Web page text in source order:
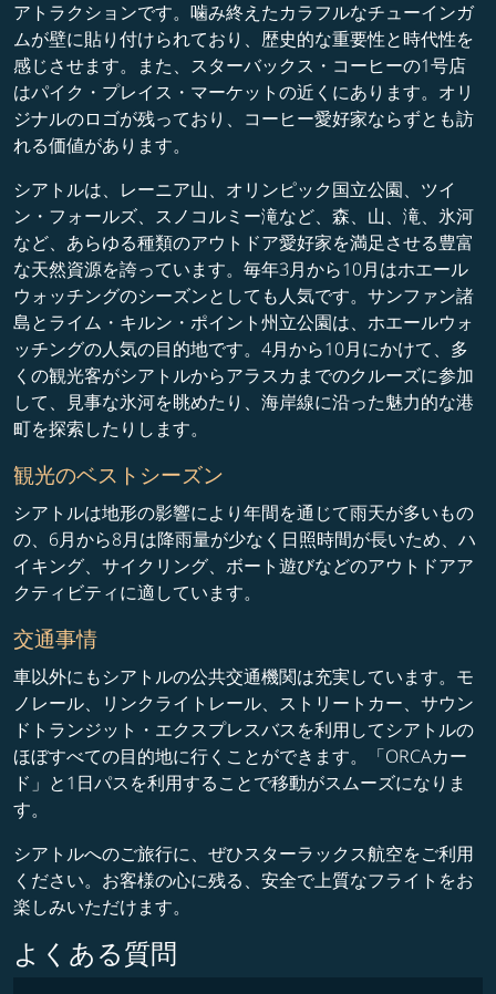
アトラクションです。噛み終えたカラフルなチューインガ
ムが壁に貼り付けられており、歴史的な重要性と時代性を
感じさせます。また、スターバックス・コーヒーの1号店
はパイク・プレイス・マーケットの近くにあります。オリ
ジナルのロゴが残っており、コーヒー愛好家ならずとも訪
れる価値があります。
シアトルは、レーニア山、オリンピック国立公園、ツイ
ン・フォールズ、スノコルミー滝など、森、山、滝、氷河
など、あらゆる種類のアウトドア愛好家を満足させる豊富
な天然資源を誇っています。毎年3月から10月はホエール
ウォッチングのシーズンとしても人気です。サンファン諸
島とライム・キルン・ポイント州立公園は、ホエールウォ
ッチングの人気の目的地です。4月から10月にかけて、多
くの観光客がシアトルからアラスカまでのクルーズに参加
して、見事な氷河を眺めたり、海岸線に沿った魅力的な港
町を探索したりします。
観光のベストシーズン
シアトルは地形の影響により年間を通じて雨天が多いもの
の、6月から8月は降雨量が少なく日照時間が長いため、ハ
イキング、サイクリング、ボート遊びなどのアウトドアア
クティビティに適しています。
交通事情
車以外にもシアトルの公共交通機関は充実しています。モ
ノレール、リンクライトレール、ストリートカー、サウン
ドトランジット・エクスプレスバスを利用してシアトルの
ほぼすべての目的地に行くことができます。「ORCAカー
ド」と1日パスを利用することで移動がスムーズになりま
す。
シアトルへのご旅行に、ぜひスターラックス航空をご利用
ください。お客様の心に残る、安全で上質なフライトをお
楽しみいただけます。
よくある質問